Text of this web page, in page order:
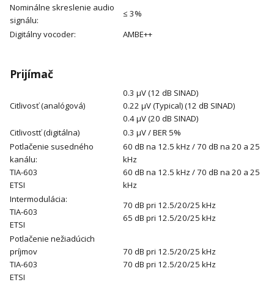
Nominálne skreslenie audio
signálu:
≤ 3%
Digitálny vocoder:
AMBE++
Prijímač
Citlivosť (analógová)
0.3 μV (12 dB SINAD)
0.22 μV (Typical) (12 dB SINAD)
0.4 μV (20 dB SINAD)
Citlivostť (digitálna)
0.3 μV / BER 5%
Potlačenie susedného
kanálu:
TIA-603
ETSI
60 dB na 12.5 kHz / 70 dB na 20 a 25
kHz
60 dB na 12.5 kHz / 70 dB na 20 a 25
kHz
Intermodulácia:
TIA-603
ETSI
70 dB pri 12.5/20/25 kHz
65 dB pri 12.5/20/25 kHz
Potlačenie nežiadúcich
príjmov
TIA-603
ETSI
70 dB pri 12.5/20/25 kHz
70 dB pri 12.5/20/25 kHz